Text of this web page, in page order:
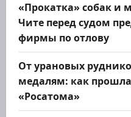
«Прокатка» собак и
Чите перед судом
фирмы по отлову
От урановых
медалям: как
«Росатома»